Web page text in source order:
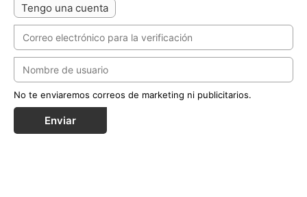
Tengo una cuenta
No te enviaremos correos de marketing ni publicitarios.
Enviar